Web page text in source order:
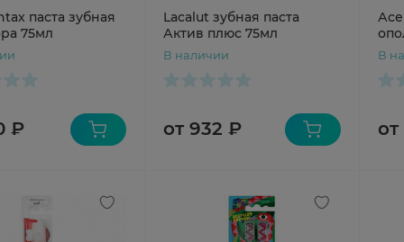
паста зубная
75мл
₽
Lacalut зубная паста
Актив плюс 75мл
В наличии
от 932 ₽
В